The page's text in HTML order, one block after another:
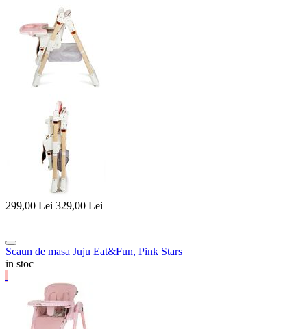
299,00 Lei 329,00 Lei
Scaun de masa Juju Eat&Fun, Pink Stars
in stoc